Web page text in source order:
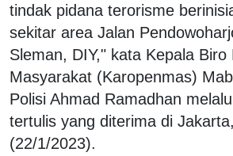
tindak pidana terorisme
sekitar area Jalan
Sleman, DIY," kata Kepala Biro
Masyarakat (Karopenmas)
Polisi Ahmad Ramadhan
tertulis yang diterima di
(22/1/2023).